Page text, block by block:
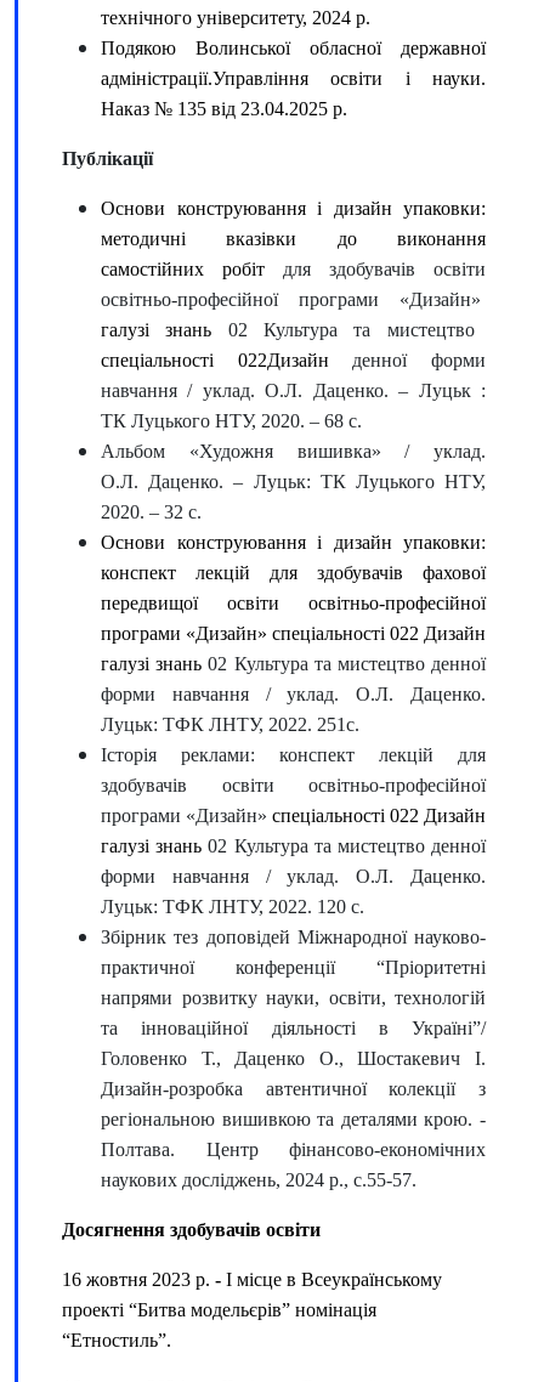
технічного університету, 2024 р.
Подякою Волинської обласної державної
адміністрації.Управління освіти і науки.
Наказ № 135 від 23.04.2025 р.
Публікації
Основи конструювання і дизайн упаковки:
методичні вказівки до виконання
самостійних робіт для здобувачів освіти
освітньо-професійної програми «Дизайн»
галузі знань 02 Культура та мистецтво
спеціальності 022Дизайн денної форми
навчання / уклад. О.Л. Даценко. – Луцьк :
ТК Луцького НТУ, 2020. – 68 с.
Альбом «Художня вишивка» / уклад.
О.Л. Даценко. – Луцьк: ТК Луцького НТУ,
2020. – 32 с.
Основи конструювання і дизайн упаковки:
конспект лекцій для здобувачів фахової
передвищої освіти освітньо-професійної
програми «Дизайн» спеціальності 022 Дизайн
галузі знань02 Культура та мистецтво денної
форми навчання / уклад. О.Л. Даценко.
Луцьк: ТФК ЛНТУ, 2022. 251с.
Історія реклами: конспект лекцій для
здобувачів освіти освітньо-професійної
програми «Дизайн» спеціальності 022 Дизайн
галузі знань02 Культура та мистецтво денної
форми навчання / уклад. О.Л. Даценко.
Луцьк: ТФК ЛНТУ, 2022. 120 с.
Збірник тез доповідей Міжнародної науково-
практичної конференції “Пріоритетні
напрями розвитку науки, освіти, технологій
та інноваційної діяльності в Україні”/
Головенко Т., Даценко О., Шостакевич І.
Дизайн-розробка автентичної колекції з
регіональною вишивкою та деталями крою. -
Полтава. Центр фінансово-економічних
наукових досліджень, 2024 р., с.55-57.
Досягнення здобувачів освіти
16 жовтня 2023 р. - І місце в Всеукраїнському
проекті “Битва модельєрів” номінація
“Етностиль”.